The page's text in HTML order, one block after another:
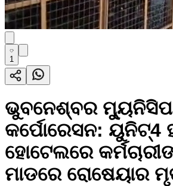
1
ଭୁବନେଶ୍ବର
କର୍ପୋରେସନ: ୟୁନିଟ୍4
ହୋଟେଲରେ
ମାଡରେ ରୋଷେୟାର